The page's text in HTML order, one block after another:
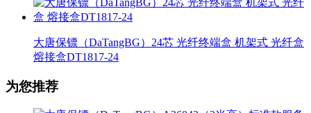
大唐保镖（DaTangBG）24芯 光纤终端盒 机架式 光纤盒
熔接盒DT1817-24
为您推荐